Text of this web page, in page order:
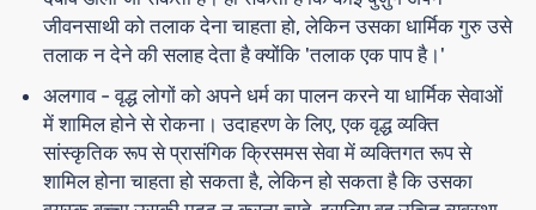
जीवनसाथी को तलाक देना चाहता हो, लेकिन उसका धार्मिक गुरु उसे
तलाक न देने की सलाह देता है क्योंकि 'तलाक एक पाप है।'
अलगाव- वृद्ध लोगों को अपने धर्म का पालन करने या धार्मिक सेवाओं
में शामिल होने से रोकना। उदाहरण के लिए, एक वृद्ध व्यक्ति
सांस्कृतिक रूप से प्रासंगिक क्रिसमस सेवा में व्यक्तिगत रूप से
शामिल होना चाहता हो सकता है, लेकिन हो सकता है कि उसका